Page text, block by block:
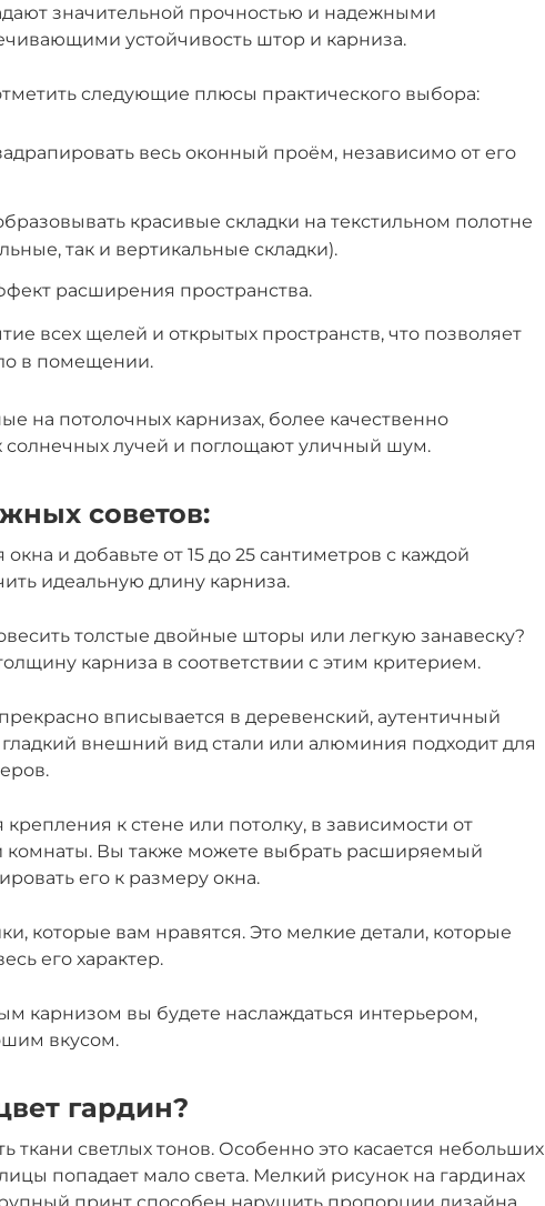
значительной прочностью и надежными
устойчивость штор и карниза.
следующие плюсы практического выбора:
весь оконный проём, независимо от его
красивые складки на текстильном полотне
так и вертикальные складки).
расширения пространства.
всех щелей и открытых пространств, что позволяет
в помещении.
на потолочных карнизах, более качественно
лучей и поглощают уличный шум.
советов:
и добавьте от 15 до 25 сантиметров с каждой
идеальную длину карниза.
толстые двойные шторы или легкую занавеску?
карниза в соответствии с этим критерием.
вписывается в деревенский, аутентичный
гладкий внешний вид стали или алюминия подходит для
к стене или потолку, в зависимости от
комнаты. Вы также можете выбрать расширяемый
его к размеру окна.
которые вам нравятся. Это мелкие детали, которые
его характер.
карнизом вы будете наслаждаться интерьером,
вкусом.
гардин?
ткани светлых тонов. Особенно это касается небольших
попадает мало света. Мелкий рисунок на гардинах